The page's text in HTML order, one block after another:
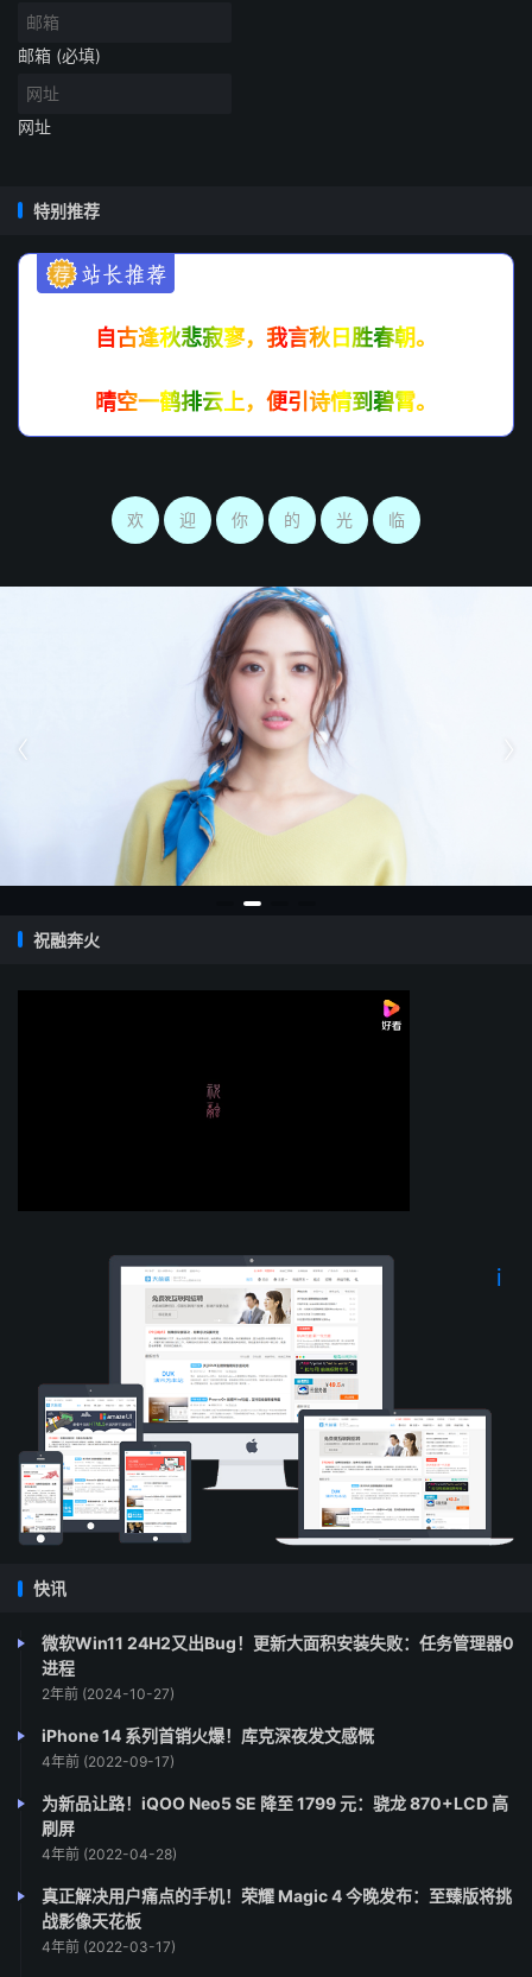
守，当然那些与此相应的筑城、转输等各种徭役也就特别多
个地区战争徭役之苦的作品，早在秦朝就有“生男慎勿举，
生女哺用脯。不见长城下，尸骨相撑拄”的民歌，到汉代更
上说就是对这种文学作品的继承与发展。郭茂倩《乐府诗
换，行役不归，妇人怨旷无所诉也。”又引《乐府广题》
说：“燕，地名也。言良人从役于燕，而为此曲。”这样来理
解作品的内容是正确的。《燕歌行》不见古辞，这个曲调可
史现象，同时也是他所亲处的建安时期的社会现实，表现了
作者对下层人民疾苦的关心与同情。
头三句写出了一片深秋的肃杀情景，为女主人公的出场作了
准备。这里的形象有视觉的，有听觉的，有感觉的，它给人
公的内心之情是一致的。这三句虽然还只是写景，还没有正
面言情，可是我们已经感觉到情满于纸了。这种借写秋景以
抒离别与怀远之情的方法，中国是有传统的。宋玉《九辨》
中有：“悲哉，秋之为气也！萧瑟兮，草木摇落而变衰。憭
栗兮，若在远行，登高临水兮送将归。”汉武帝的《秋风
辞》说：“秋风起兮白云飞，草木黄落兮雁南归。兰有秀兮
菊有芳，怀佳人兮不能忘。”从这里我们不仅可以看到《燕
歌行》与它们思想感情上的连续性，而且还可以看到其中语
言词汇上的直接袭用。但是这些到了曹丕笔下，却一切又都
成为具有他个人独特思想面貌，独特艺术风格的东西了。这
点我们后面再说。
“念君客游思断肠，慊慊思归恋故乡，君何淹留寄他方？”在
前面已经描写过的那个肃杀的秋风秋夜的场景上，我们的女
自语，她说：你离家已经这样久了，我思念你思念得柔肠寸
断。我也可以想象得出你每天那种伤心失意的思念故乡的情
乡”是女主人公在想象她的丈夫在外面思念故乡的情景。这
人，其思想活动总有具体内容，或者回忆过去在一起的时
光，或者憧憬日后见面的欢乐，或者关心牵挂对方目下在外
边的生活，想象着他现在正在做什么，如此等等。这种借写
被思念人的活动以突出思念者感情急切深沉的方法，早在
《诗经》中就有，到了宋人柳永笔下更有所谓“想佳人，妆
楼颙望，误几回，天际识归舟”，那就更加精采了。这种写
法的好处是翻进一层，使人更加感到曲折、细致、具体。淹
留：久留。“君何淹留寄他方？”这里有期待，有疑虑，同时
也包含着无限的悬心。是什么原因使你至今还不能回来呢？
了？还是……那简直更不能想了。看，女主人公的心思多么
“贱妾茕茕守空房，忧来思君不敢忘，不觉泪下沾衣裳。”茕
客气的说法，实指不能、不会。这三句描写了女主人公在家
衣。这一方面表现了她生活上的孤苦无依和精神上的寂寞无
聊；另一方面又表现了女主人公对她丈夫的无限忠诚与热
了盼望着他的早日回归外，别无任何要求。
邮箱 (必填)
网址
特别推荐
自古逢秋悲寂寥，我言秋日胜春朝。
晴空一鹤排云上，便引诗情到碧霄。
欢 迎 你 的 光 临

祝融奔火
快讯
微软Win11 24H2又出Bug！更新大面积安装失败：任务管理器0
进程
2年前 (2024-10-27)
iPhone 14 系列首销火爆！库克深夜发文感慨
4年前 (2022-09-17)
为新品让路！iQOO Neo5 SE 降至 1799 元：骁龙 870+LCD 高
刷屏
4年前 (2022-04-28)
真正解决用户痛点的手机！荣耀 Magic 4 今晚发布：至臻版将挑
战影像天花板
4年前 (2022-03-17)